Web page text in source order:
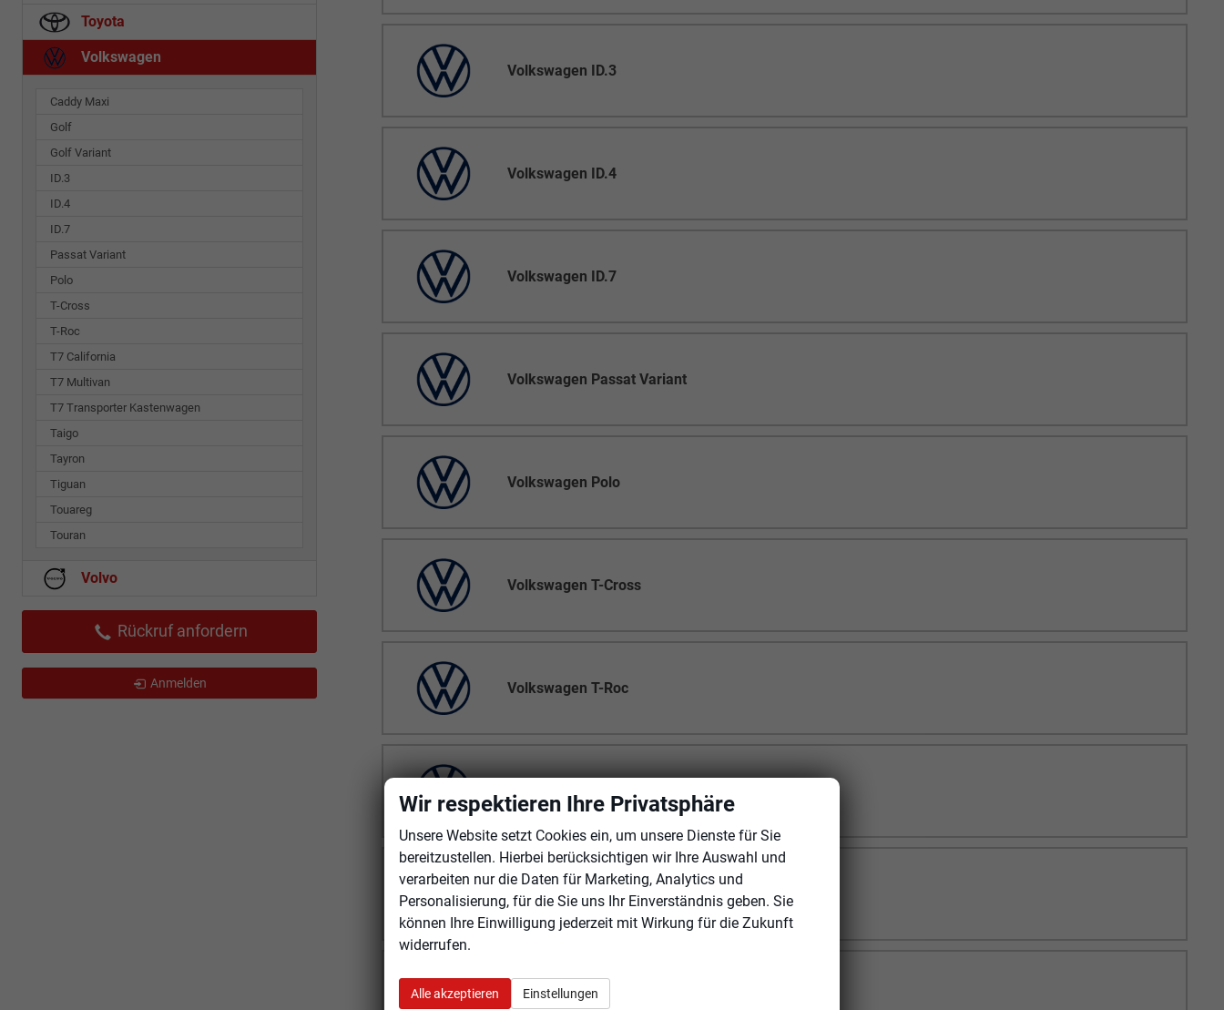
Volkswagen ID.3
Volkswagen ID.4
Volkswagen ID.7
Volkswagen Passat Variant
Volkswagen Polo
Volkswagen T-Cross
Volkswagen T-Roc
Volkswagen T7 California
Volkswagen T7 Multivan
Volkswagen T7 Transporter Kastenwagen
Toyota
Volkswagen
Caddy Maxi
Golf
Golf Variant
ID.3
ID.4
ID.7
Passat Variant
Polo
T-Cross
T-Roc
T7 California
T7 Multivan
T7 Transporter Kastenwagen
Taigo
Tayron
Tiguan
Touareg
Touran
Volvo
Rückruf anfordern
Anmelden
Wir respektieren Ihre Privatsphäre
Unsere Website setzt Cookies ein, um unsere Dienste für Sie
bereitzustellen. Hierbei berücksichtigen wir Ihre Auswahl und
verarbeiten nur die Daten für Marketing, Analytics und
Personalisierung, für die Sie uns Ihr Einverständnis geben. Sie
können Ihre Einwilligung jederzeit mit Wirkung für die Zukunft
widerrufen.
Alle akzeptieren Einstellungen